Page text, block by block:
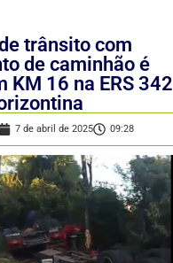
trânsito com
de caminhão é
KM 16 na ERS 342
7 de abril de 2025 09:28